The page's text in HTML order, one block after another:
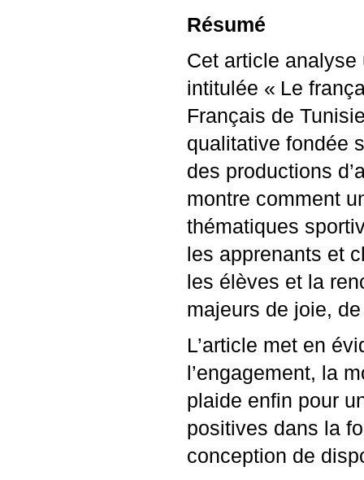
Résumé
Cet article
intitulée « Le
Français de
qualitative fondée
des productions
montre comment
thématiques
les apprenants et
les élèves et la
majeurs de joie,
L’article met en
l’engagement, la
plaide enfin pour
positives dans la
conception de